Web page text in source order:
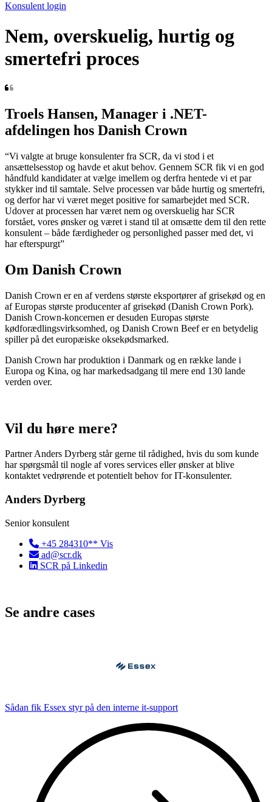
Konsulent login
Nem, overskuelig, hurtig og
smertefri proces
Troels Hansen, Manager i .NET-
afdelingen hos Danish Crown
“Vi valgte at bruge konsulenter fra SCR, da vi stod i et
ansættelsesstop og havde et akut behov. Gennem SCR fik vi en god
håndfuld kandidater at vælge imellem og derfra hentede vi et par
stykker ind til samtale. Selve processen var både hurtig og smertefri,
og derfor har vi været meget positive for samarbejdet med SCR.
Udover at processen har været nem og overskuelig har SCR
forstået, vores ønsker og været i stand til at omsætte dem til den rette
konsulent – både færdigheder og personlighed passer med det, vi
har efterspurgt”
Om Danish Crown
Danish Crown er en af verdens største eksportører af grisekød og en
af Europas største producenter af grisekød (Danish Crown Pork).
Danish Crown-koncernen er desuden Europas største
kødforædlingsvirksomhed, og Danish Crown Beef er en betydelig
spiller på det europæiske oksekødsmarked.
Danish Crown har produktion i Danmark og en række lande i
Europa og Kina, og har markedsadgang til mere end 130 lande
verden over.
Vil du høre mere?
Partner Anders Dyrberg står gerne til rådighed, hvis du som kunde
har spørgsmål til nogle af vores services eller ønsker at blive
kontaktet vedrørende et potentielt behov for IT-konsulenter.
Anders Dyrberg
Senior konsulent
+45 284310** Vis
ad@scr.dk
SCR på Linkedin
Se andre cases
Sådan fik Essex styr på den interne it-support